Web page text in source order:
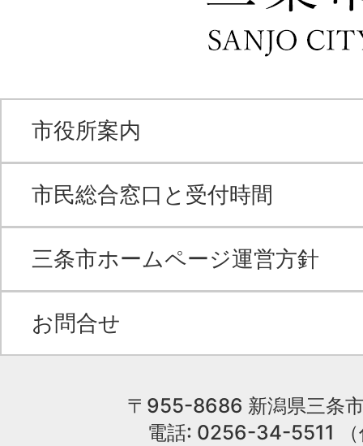
市役所案内
市民総合窓口と受付時間
三条市ホームページ運営方針
お問合せ
〒955-8686 新潟県三条
電話: 0256-34-5511